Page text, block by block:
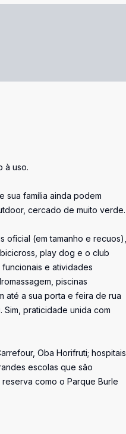
à uso.
sua família ainda podem
cercado de muito verde.
(em tamanho e recuos),
play dog e o club
e atividades
piscinas
até a sua porta e feira de rua
praticidade unida com
Oba Horifruti; hospitais
escolas que são
como o Parque Burle